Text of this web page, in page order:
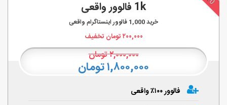
1k فالوور واقعی
خرید1,000 فالوور اینستاگرام واقعی
۲۰۰,۰۰۰تومان تخفیف
۲,۰۰۰,۰۰۰تومان
۱,۸۰۰,۰۰۰ تومان
فالوور ۱۰۰٪ واقعی